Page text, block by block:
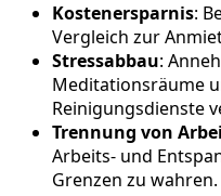
Kostenersparnis:
Vergleich zur
Stressabbau:
Meditationsräume
Reinigungsdienste
Trennung von
Arbeits- und
Grenzen zu wahren.